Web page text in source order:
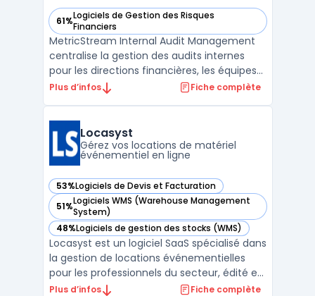
61%Logiciels de Gestion des Risques
Financiers
— voir MetricStream Internal Audit Management dans
MetricStream Internal Audit Management
centralise la gestion des audits internes
pour les directions financières, les équipes
d'audit et les responsables risques. Ce
en environnement multi-sites, avec une
prise ...
Plus d’infos Fiche complète
Locasyst
Gérez vos locations de matériel
événementiel en ligne
53%Logiciels de Devis et Facturation
— voir Locasyst dans cette catégorie
51%Logiciels WMS (Warehouse Management
System)
— voir Locasyst dans cette catégorie
48%Logiciels de gestion des stocks (WMS)
— voir Locasyst dans cette catégorie
Locasyst est un logiciel SaaS spécialisé dans
la gestion de locations événementielles
pour les professionnels du secteur, édité en
France et conçu pour les PME disposant de
Plus d’infos Fiche complète